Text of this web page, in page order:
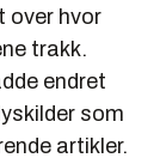
over hvor
trakk.
endret
som
artikler.